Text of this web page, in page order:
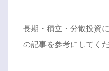
長期・積立・分散投資
の記事を参考にしてくだ